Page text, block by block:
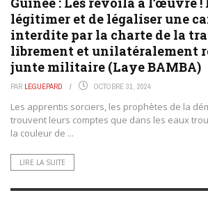
légitimer et de légaliser une
interdite par la charte de la
librement et unilatéralement
junte militaire (Laye BAMBA)
PAR LEGUEPARD OCTOBRE 31, 2024
Les apprentis sorciers, les prophètes de la
trouvent leurs comptes que dans les eaux
la couleur de ...
LIRE LA SUITE